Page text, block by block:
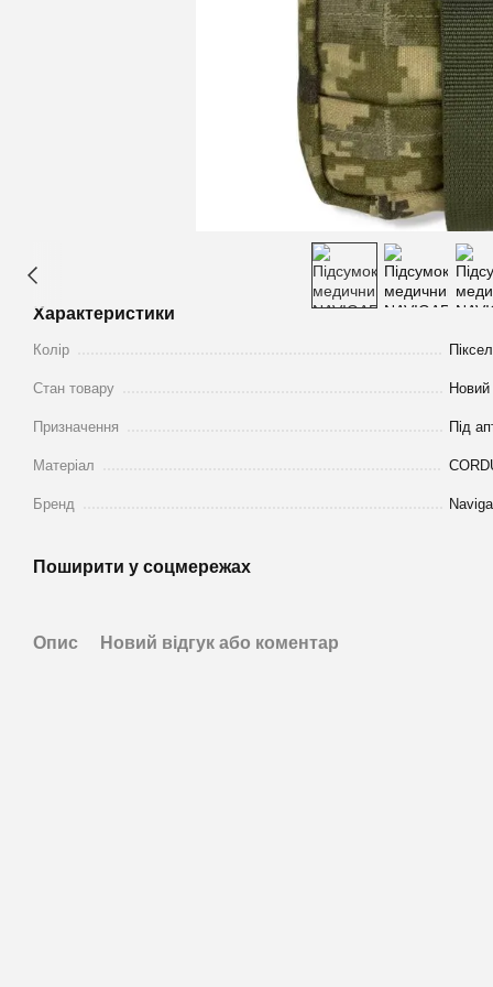
Характеристики
Колір
Стан товару Новий
Призначення Під
Матеріал
Бренд
Поширити у соцмережах
Опис Новий відгук або коментар